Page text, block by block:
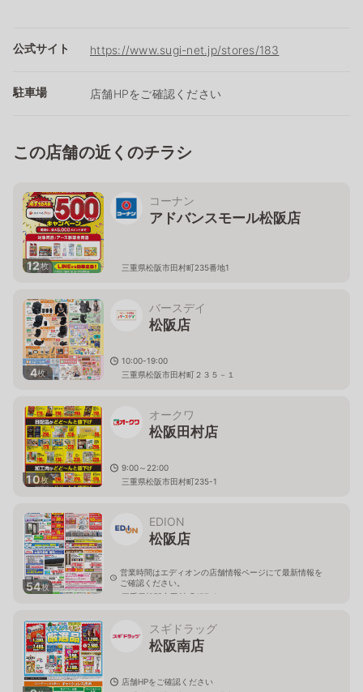
公式サイト https://www.sugi-net.jp/stores/183
駐車場 店舗HPをご確認ください
この店舗の近くのチラシ
12枚
コーナン
アドバンスモール松阪店
三重県松阪市田村町235番地1
4枚
バースデイ
松阪店
10:00-19:00
三重県松阪市田村町２３５－１
10枚
オークワ
松阪田村店
9:00～22:00
三重県松阪市田村町235-1
54枚
EDION
松阪店
営業時間はエディオンの店舗情報ページにて最新情報を
ご確認ください。
三重県松阪市田村町477-1
スギドラッグ
松阪南店
店舗HPをご確認ください